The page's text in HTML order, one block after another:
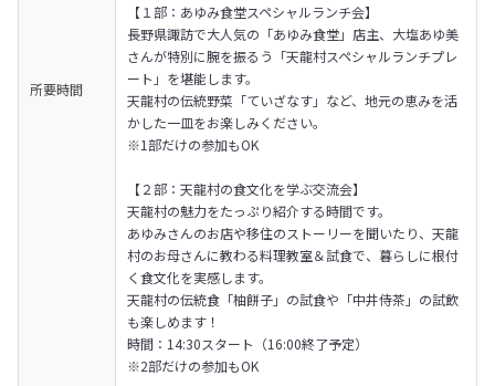
所要時間
【１部：あゆみ食堂スペシャルランチ会】
長野県諏訪で大人気の「あゆみ食堂」店主、大塩あゆ美
さんが特別に腕を振るう「天龍村スペシャルランチプレ
ート」を堪能します。
天龍村の伝統野菜「ていざなす」など、地元の恵みを活
かした一皿をお楽しみください。
※1部だけの参加もOK
【２部：天龍村の食文化を学ぶ交流会】
天龍村の魅力をたっぷり紹介する時間です。
あゆみさんのお店や移住のストーリーを聞いたり、天龍
村のお母さんに教わる料理教室＆試食で、暮らしに根付
く食文化を実感します。
天龍村の伝統食「柚餅子」の試食や「中井侍茶」の試飲
も楽しめます！
時間：14:30スタート（16:00終了予定）
※2部だけの参加もOK